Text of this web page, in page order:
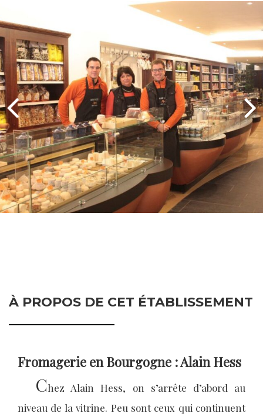
À PROPOS DE CET ÉTABLISSEMENT
Fromagerie en Bourgogne : Alain Hess
Chez Alain Hess, on s’arrête d’abord au
niveau de la vitrine. Peu sont ceux qui continuent